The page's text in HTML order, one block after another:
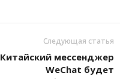
Следующая статья
Китайский мессенджер
WeChat будет